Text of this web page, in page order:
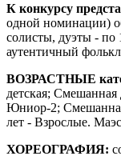
К конкурсу
одной номинации)
солисты, дуэты - по
аутентичный
ВОЗРАСТНЫЕ
детская;
Юниор-2;
лет - Взрослые.
ХОРЕОГРАФИЯ: